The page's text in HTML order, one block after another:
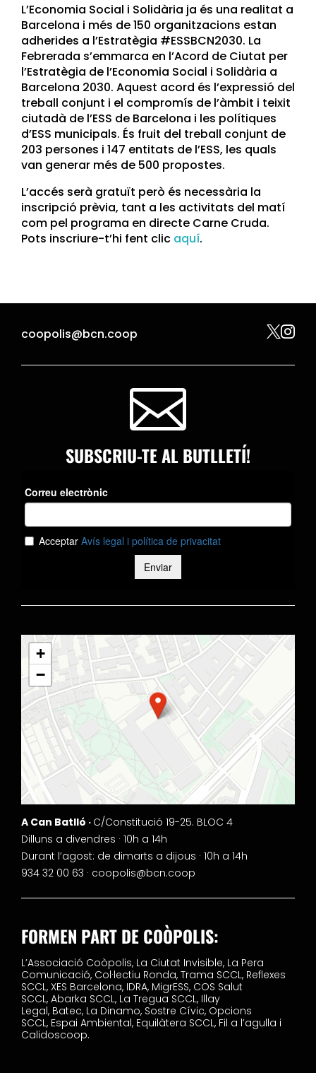
L’Economia Social i Solidària ja és una realitat a
Barcelona i més de 150 organitzacions estan
adherides a l’Estratègia #ESSBCN2030. La
Febrerada s’emmarca en l’Acord de Ciutat per
l’Estratègia de l’Economia Social i Solidària a
Barcelona 2030. Aquest acord és l’expressió del
treball conjunt i el compromís de l’àmbit i teixit
ciutadà de l’ESS de Barcelona i les polítiques
d’ESS municipals. És fruit del treball conjunt de
203 persones i 147 entitats de l’ESS, les quals
van generar més de 500 propostes.
L’accés serà gratuït però és necessària la
inscripció prèvia, tant a les activitats del matí
com pel programa en directe Carne Cruda.
Pots inscriure-t’hi fent clic aquí.
coopolis@bcn.coop 
+
−
A Can Batlló · C/Constitució 19-25. BLOC 4
Dilluns a divendres · 10h a 14h
Durant l’agost: de dimarts a dijous · 10h a 14h
934 32 00 63 · coopolis@bcn.coop

SUBSCRIU-TE AL BUTLLETÍ!
FORMEN PART DE COÒPOLIS:
L’Associació Coòpolis, La Ciutat Invisible, La Pera
Comunicació, Col·lectiu Ronda, Trama SCCL, Reflexes
SCCL, XES Barcelona, IDRA, MigrESS, COS Salut
SCCL, Abarka SCCL, La Tregua SCCL, Illay
Legal, Batec, La Dinamo, Sostre Cívic, Opcions
SCCL, Espai Ambiental, Equilàtera SCCL, Fil a l’agulla i
Calidoscoop.